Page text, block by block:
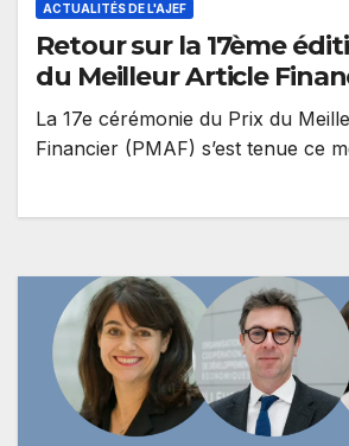
ACTUALITÉS DE L'AJEF
Retour sur la 17ème
du Meilleur Article
La 17e cérémonie du Prix du
Financier (PMAF) s’est tenue ce